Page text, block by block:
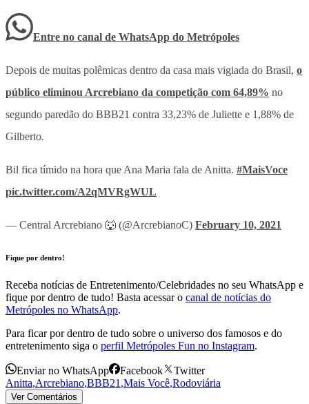
Entre no canal de WhatsApp do Metrópoles
Depois de muitas polêmicas dentro da casa mais vigiada do Brasil, o
público eliminou Arcrebiano da competição com 64,89% no
segundo paredão do BBB21 contra 33,23% de Juliette e 1,88% de
Gilberto.
Bil fica tímido na hora que Ana Maria fala de Anitta. #MaisVoce
pic.twitter.com/A2qMVRgWUL
— Central Arcrebiano 🐺 (@ArcrebianoC) February 10, 2021
Fique por dentro!
Receba notícias de Entretenimento/Celebridades no seu WhatsApp e
fique por dentro de tudo! Basta acessar o canal de notícias do
Metrópoles no WhatsApp.
Para ficar por dentro de tudo sobre o universo dos famosos e do
entretenimento siga o perfil Metrópoles Fun no Instagram.
Enviar no WhatsApp Facebook
Twitter
Anitta,Arcrebiano,BBB21 ,Mais Você,Rodoviária
Ver Comentários